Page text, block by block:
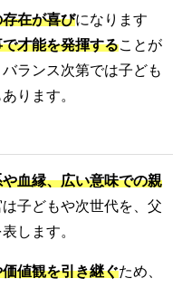
存在が喜びになります
才能を発揮する ことが
ランス次第では子ども
ります。
血縁、広い意味での親
子どもや次世代を、父
します。
値観を引き継ぐため、